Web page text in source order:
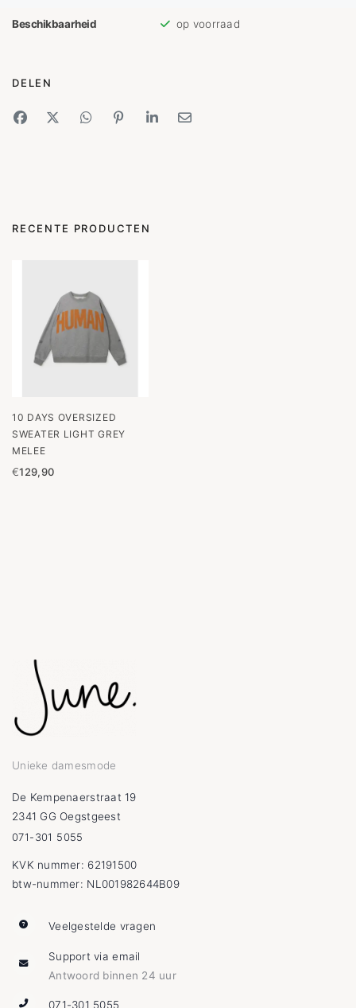
Beschikbaarheid op voorraad
DELEN
RECENTE PRODUCTEN
10 DAYS OVERSIZED
SWEATER LIGHT GREY
MELEE
€129,90
Unieke damesmode
De Kempenaerstraat 19
2341 GG Oegstgeest
071-301 5055
KVK nummer: 62191500
btw-nummer: NL001982644B09
Veelgestelde vragen
Support via email
Antwoord binnen 24 uur
071-301 5055